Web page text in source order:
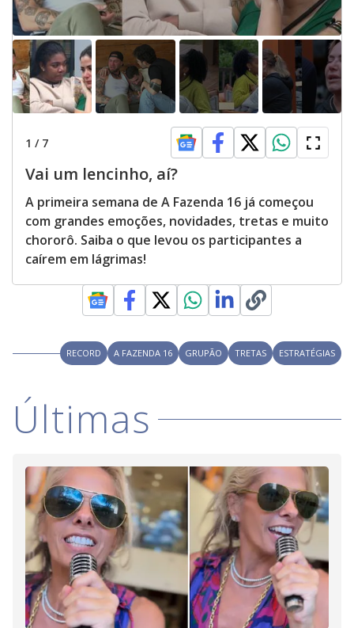
1 / 7
Vai um lencinho, aí?
A primeira semana de A Fazenda 16 já começou
com grandes emoções, novidades, tretas e muito
chororô. Saiba o que levou os participantes a
caírem em lágrimas!
RECORD A FAZENDA 16 GRUPÃO TRETAS ESTRATÉGIAS
Últimas